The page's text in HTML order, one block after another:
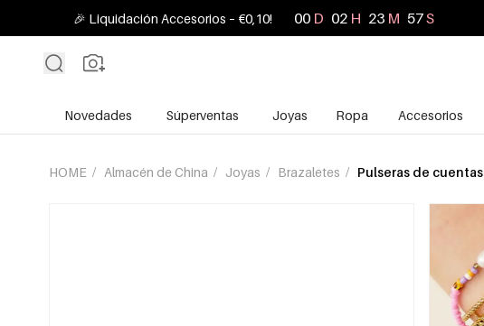
🎉 Liquidación Accesorios – €0,10! 00 D 02 H 23 M 55S
Novedades Súperventas Joyas Ropa Accesorios
HOME / Almacén de China / Joyas / Brazaletes / Pulseras de cuentas